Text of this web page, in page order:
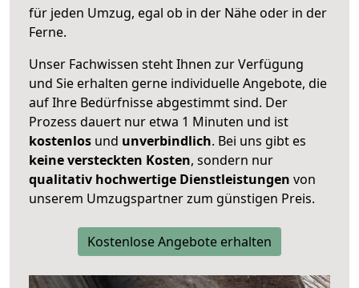
für jeden Umzug, egal ob in der Nähe oder in der
Ferne.
Unser Fachwissen steht Ihnen zur Verfügung
und Sie erhalten gerne individuelle Angebote, die
auf Ihre Bedürfnisse abgestimmt sind. Der
Prozess dauert nur etwa 1 Minuten und ist
kostenlos und unverbindlich. Bei uns gibt es
keine versteckten Kosten, sondern nur
qualitativ hochwertige Dienstleistungen von
unserem Umzugspartner zum günstigen Preis.
Kostenlose Angebote erhalten